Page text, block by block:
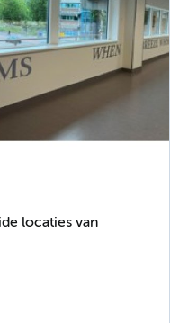
locaties van